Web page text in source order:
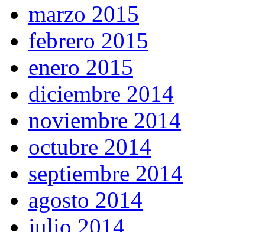
marzo 2015
febrero 2015
enero 2015
diciembre 2014
noviembre 2014
octubre 2014
septiembre 2014
agosto 2014
julio 2014